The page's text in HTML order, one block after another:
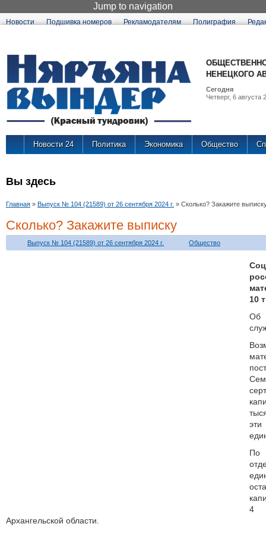
Jump to navigation
Новости Подшивка номеров Рекламодателям Полиграфия
НЕНЕЦКОГО
Сегодня
Четверг, 6 августа
Новости 24 Политика Экономика Общество
Вы здесь
Главная » Выпуск № 104 (21589) от 26 сентября 2024 г. » Сколько? Закажите
Сколько? Закажите выписку
Выпуск № 104 (21589) от 26 сентября 2024 г. Общество
10
Об
По
4
Архангельской области.